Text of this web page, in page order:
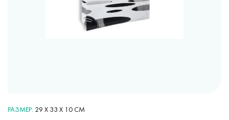
РАЗМЕР 29 Х 33 Х 10 СМ